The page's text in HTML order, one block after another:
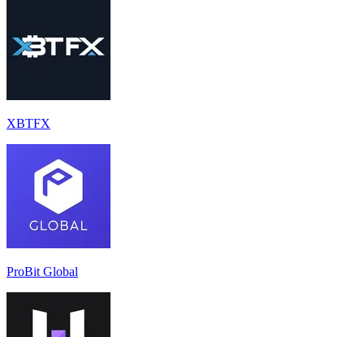
XBTFX
ProBit Global